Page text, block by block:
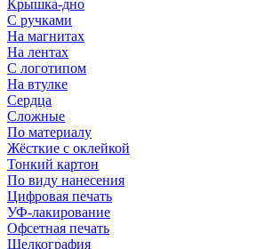
Крышка-дно
С ручками
На магнитах
На лентах
С логотипом
На втулке
Сердца
Сложные
По материалу
Жёсткие с оклейкой
Тонкий картон
По виду нанесения
Цифровая печать
УФ-лакирование
Офсетная печать
Шелкография